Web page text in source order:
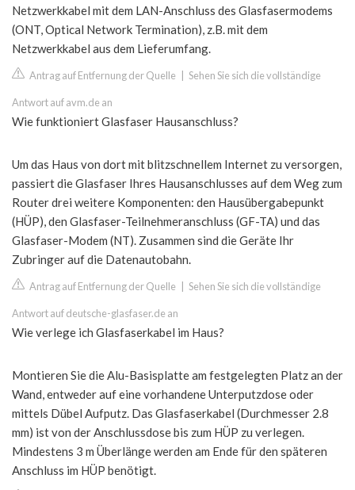
Netzwerkkabel mit dem LAN-Anschluss des Glasfasermodems
(ONT, Optical Network Termination), z.B. mit dem
Netzwerkkabel aus dem Lieferumfang.
Antrag auf Entfernung der Quelle Sehen Sie sich die vollständige
Antwort auf avm.de an
Wie funktioniert Glasfaser Hausanschluss?
Um das Haus von dort mit blitzschnellem Internet zu versorgen,
passiert die Glasfaser Ihres Hausanschlusses auf dem Weg zum
Router drei weitere Komponenten: den Hausübergabepunkt
(HÜP), den Glasfaser-Teilnehmeranschluss (GF-TA) und das
Glasfaser-Modem (NT). Zusammen sind die Geräte Ihr
Zubringer auf die Datenautobahn.
Antrag auf Entfernung der Quelle Sehen Sie sich die vollständige
Antwort auf deutsche-glasfaser.de an
Wie verlege ich Glasfaserkabel im Haus?
Montieren Sie die Alu-Basisplatte am festgelegten Platz an der
Wand, entweder auf eine vorhandene Unterputzdose oder
mittels Dübel Aufputz. Das Glasfaserkabel (Durchmesser 2.8
mm) ist von der Anschlussdose bis zum HÜP zu verlegen.
Mindestens 3 m Überlänge werden am Ende für den späteren
Anschluss im HÜP benötigt.